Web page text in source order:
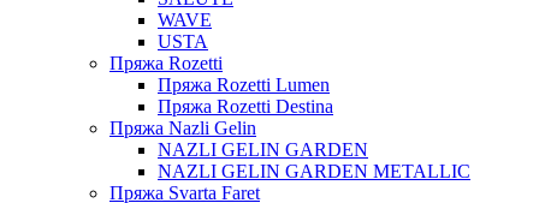
WAVE
USTA
Пряжа Rozetti
Пряжа Rozetti Lumen
Пряжа Rozetti Destina
Пряжа Nazli Gelin
NAZLI GELIN GARDEN
NAZLI GELIN GARDEN METALLIC
Пряжа Svarta Faret